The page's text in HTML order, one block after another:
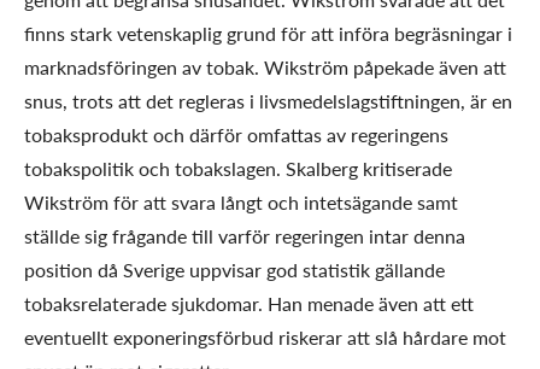
finns stark vetenskaplig grund för att införa begräsningar i
marknadsföringen av tobak. Wikström påpekade även att
snus, trots att det regleras i livsmedelslagstiftningen, är en
tobaksprodukt och därför omfattas av regeringens
tobakspolitik och tobakslagen. Skalberg kritiserade
Wikström för att svara långt och intetsägande samt
ställde sig frågande till varför regeringen intar denna
position då Sverige uppvisar god statistik gällande
tobaksrelaterade sjukdomar. Han menade även att ett
eventuellt exponeringsförbud riskerar att slå hårdare mot